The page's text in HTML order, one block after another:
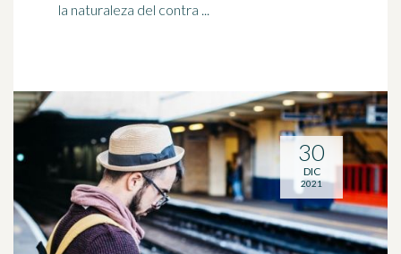
la naturaleza del contra ...
30
DIC
2021